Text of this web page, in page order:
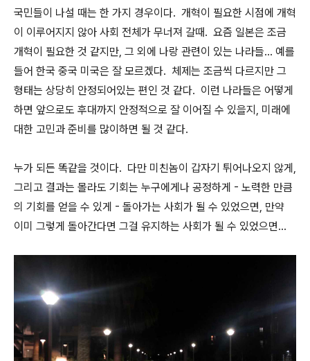
국민들이 나설 때는 한 가지 경우이다. 개혁이 필요한 시점에 개혁
이 이루어지지 않아 사회 전체가 무너져 갈때. 요즘 일본은 조금
개혁이 필요한 것 같지만, 그 외에 나랑 관련이 있는 나라들... 예를
들어 한국 중국 미국은 잘 모르겠다. 체제는 조금씩 다르지만 그
형태는 상당히 안정되어있는 편인 것 같다. 이런 나라들은 어떻게
하면 앞으로도 후대까지 안정적으로 잘 이어질 수 있을지, 미래에
대한 고민과 준비를 많이하면 될 것 같다.
누가 되든 똑같을 것이다. 다만 미친놈이 갑자기 튀어나오지 않게,
그리고 결과는 몰라도 기회는 누구에게나 공정하게 - 노력한 만큼
의 기회를 얻을 수 있게 - 돌아가는 사회가 될 수 있었으면, 만약
이미 그렇게 돌아간다면 그걸 유지하는 사회가 될 수 있었으면...